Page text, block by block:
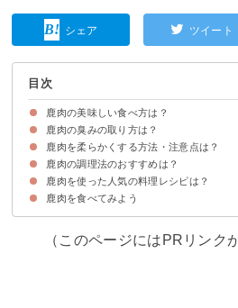
シェア ツイート
目次
鹿肉の美味しい食べ方は？
鹿肉の臭みの取り方は？
鹿肉は血抜きをして臭みを取る
鹿肉を柔らかくする方法・注意点は？
①鹿肉を寝かす
②焼きすぎない
③牛乳に漬け込む
④焼いてから煮込む
鹿肉の調理法のおすすめは？
①煮込み
②燻製
③刺身
鹿肉を使った人気の料理レシピは？
①鹿肉の燻製
②鹿肉ロースト
③鹿肉ソーセージ
④鹿のすじ肉シチュー
⑤鹿肉赤ワイン煮込み
⑥鹿肉ハンバーグ
鹿肉を食べてみよう
（このページにはPRリンク